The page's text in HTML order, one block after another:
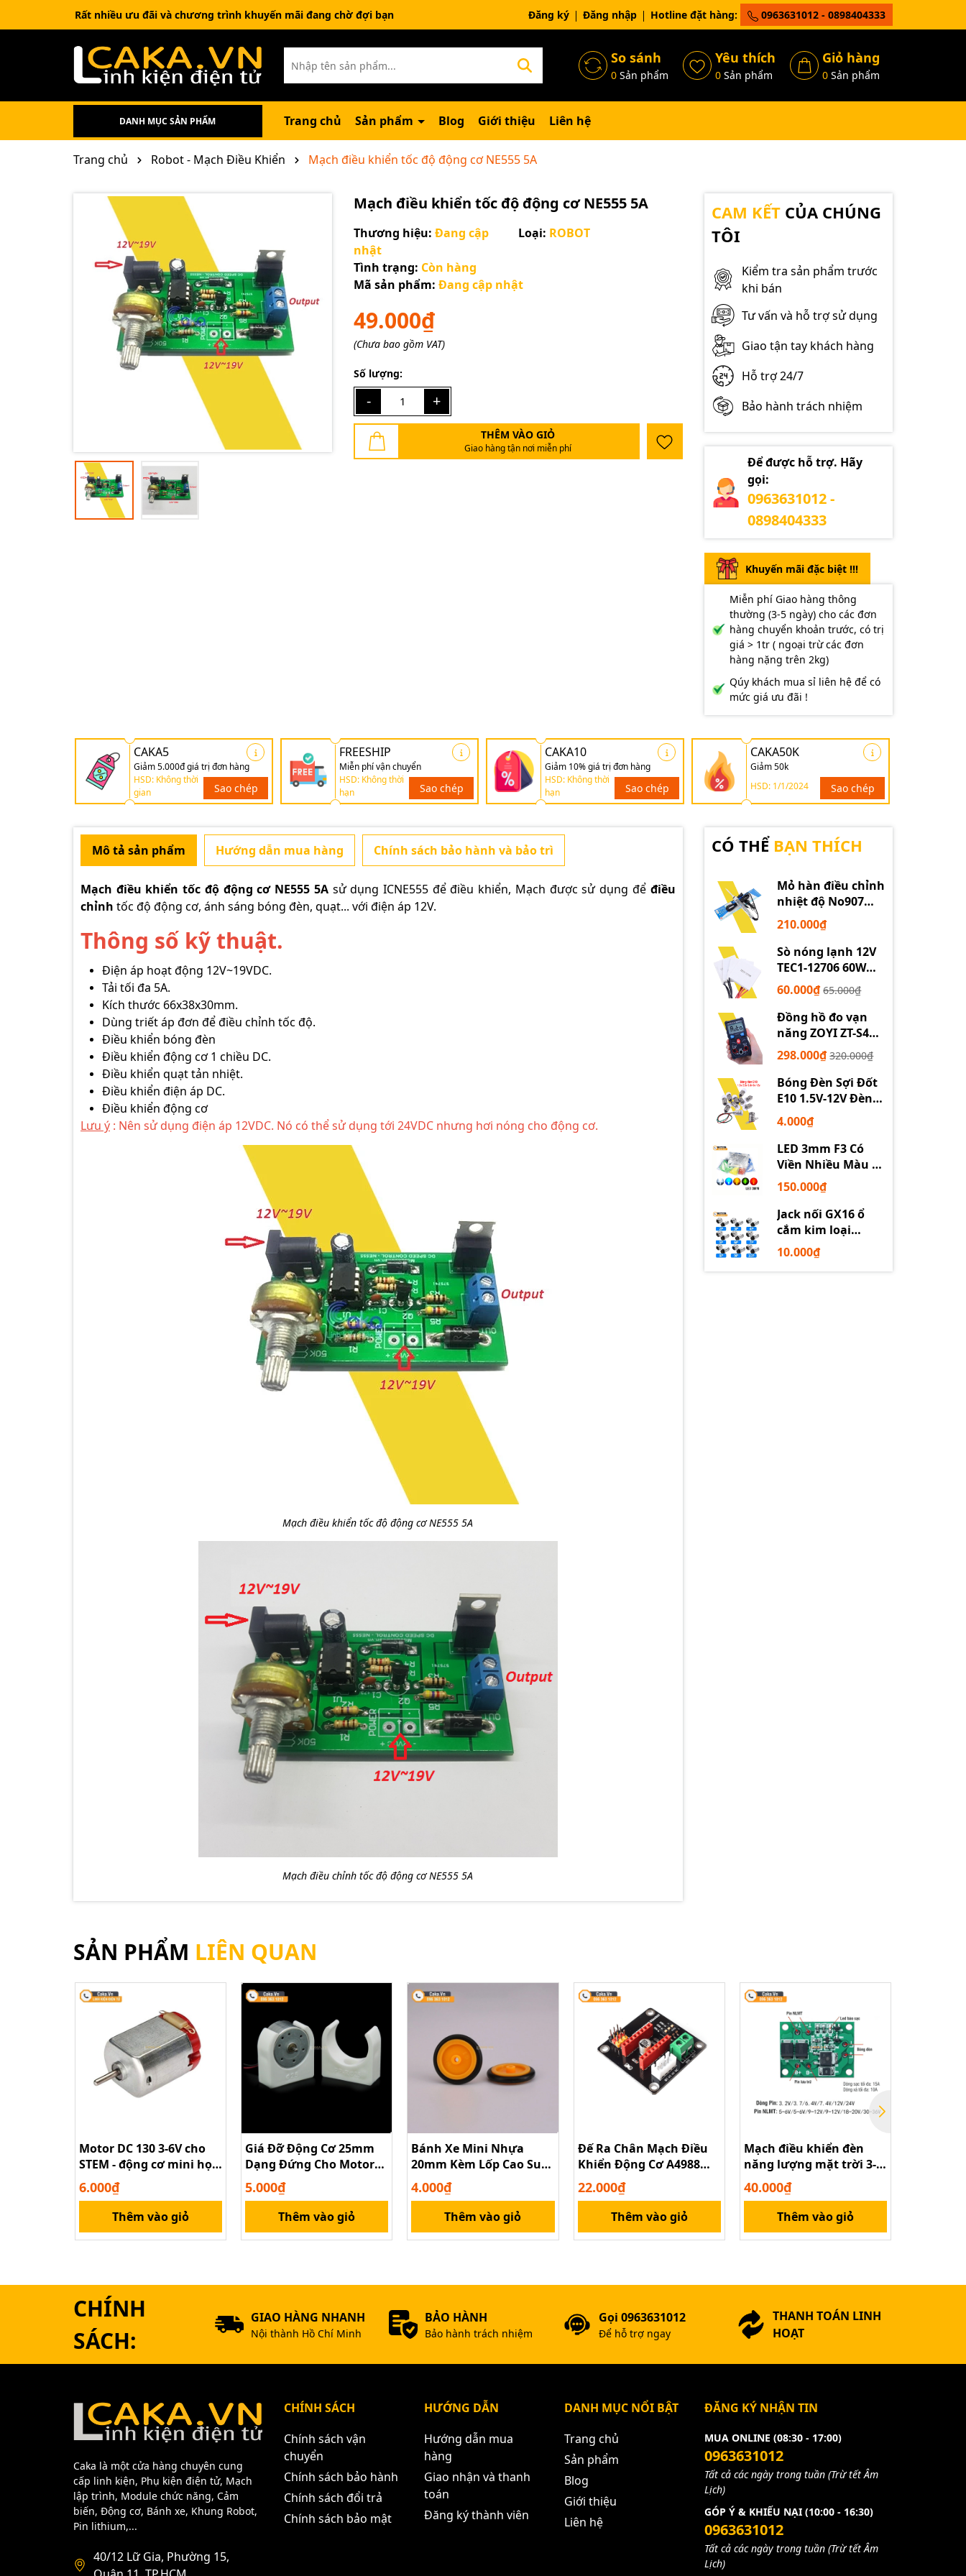
Rất nhiều ưu đãi và chương trình khuyến mãi đang chờ đợi bạn Đăng ký Đăng nhập Hotline đặt hàng: 0963631012 - 0898404333
So sánh
0Sản phẩm
Yêu thích
0Sản phẩm
Giỏ hàng
0Sản phẩm
DANH MỤC SẢN PHẨM Trang chủ Sản phẩm Blog Giới thiệu Liên hệ
Trang chủ Robot - Mạch Điều Khiển Mạch điều khiển tốc độ động cơ NE555 5A
Mạch điều khiển tốc độ động cơ NE555 5A
Thương hiệu: Đang cập
nhật
Loại: ROBOT
Tình trạng: Còn hàng
Mã sản phẩm: Đang cập nhật
49.000₫
(Chưa bao gồm VAT)
Số lượng:
- +
THÊM VÀO GIỎ
Giao hàng tận nơi miễn phí
CAM KẾTCỦA CHÚNG
TÔI
Kiểm tra sản phẩm trước
khi bán
Tư vấn và hỗ trợ sử dụng
Giao tận tay khách hàng
Hỗ trợ 24/7
Bảo hành trách nhiệm
Để được hỗ trợ. Hãy
gọi:
0963631012 -
0898404333
Khuyến mãi đặc biệt !!!
Miễn phí Giao hàng thông
thường (3-5 ngày) cho các đơn
hàng chuyển khoản trước, có trị
giá > 1tr ( ngoại trừ các đơn
hàng nặng trên 2kg)
Qúy khách mua sỉ liên hệ để có
mức giá ưu đãi !
CAKA5
Giảm 5.000đ giá trị đơn hàng
HSD: Không thời
gian
Sao chép
FREESHIP
Miễn phí vận chuyển
HSD: Không thời
hạn
Sao chép
CAKA10
Giảm 10% giá trị đơn hàng
HSD: Không thời
hạn
Sao chép
CAKA50K
Giảm 50k
HSD: 1/1/2024
Sao chép
Mã giảm giá:
Ngày hết hạn:
Điều kiện:
Mô tả sản phẩm Hướng dẫn mua hàng Chính sách bảo hành và bảo trì
Mạch điều khiển tốc độ động cơ NE555 5Asử dụng ICNE555 để điều khiển, Mạch được sử dụng để điều
chỉnh tốc độ động cơ, ánh sáng bóng đèn, quạt... với điện áp 12V.
Thông số kỹ thuật.
Điện áp hoạt động 12V~19VDC.
Tải tối đa 5A.
Kích thước 66x38x30mm.
Dùng triết áp đơn để điều chỉnh tốc độ.
Điều khiển bóng đèn
Điều khiển động cơ 1 chiều DC.
Điều khiển quạt tản nhiệt.
Điều khiển điện áp DC.
Điều khiển động cơ
Lưu ý : Nên sử dụng điện áp 12VDC. Nó có thể sử dụng tới 24VDC nhưng hơi nóng cho động cơ.
Mạch điều khiển tốc độ động cơ NE555 5A
Mạch điều chỉnh tốc độ động cơ NE555 5A
CÓ THỂ BẠN THÍCH
Mỏ hàn điều chỉnh
nhiệt độ No907
60W 220V loại tốt
210.000₫
Sò nóng lạnh 12V
TEC1-12706 60W
12710 100W 12715
150W
60.000₫ 65.000₫
Đồng hồ đo vạn
năng ZOYI ZT-S4
tự động
298.000₫ 320.000₫
Bóng Đèn Sợi Đốt
E10 1.5V-12V Đèn
Thí Nghiệm STEM
4.000₫
LED 3mm F3 Có
Viền Nhiều Màu –
Trắng Đỏ Xanh
Dương Lục Vàng
150.000₫
Jack nối GX16 ổ
cắm kim loại
2/3/4/5/6P chuyên
dụng
10.000₫
SẢN PHẨM LIÊN QUAN
Motor DC 130 3-6V cho
STEM - động cơ mini học
tập DIY
6.000₫
Thêm vào giỏ
Giá Đỡ Động Cơ 25mm
Dạng Đứng Cho Motor
300/370/280/260 – Phụ
Kiện Mô Hình
5.000₫
Thêm vào giỏ
Bánh Xe Mini Nhựa
20mm Kèm Lốp Cao Su
Cho Đồ Chơi Kỹ Thuật
4.000₫
Thêm vào giỏ
Đế Ra Chân Mạch Điều
Khiển Động Cơ A4988
DRV8825
22.000₫
Thêm vào giỏ
Mạch điều khiển đèn
năng lượng mặt trời 3-
24V tự động bật đèn khi
trời tối, tắt đèn khi sáng
và sạc
40.000₫
Thêm vào giỏ
CHÍNH
SÁCH:
GIAO HÀNG NHANH
Nội thành Hồ Chí Minh
BẢO HÀNH
Bảo hành trách nhiệm
Gọi 0963631012
Để hỗ trợ ngay
THANH TOÁN LINH
HOẠT
Caka là một cửa hàng chuyên cung
cấp linh kiện, Phụ kiện điện tử, Mạch
lập trình, Module chức năng, Cảm
biến, Động cơ, Bánh xe, Khung Robot,
Pin lithium,...
40/12 Lữ Gia, Phường 15,
CHÍNH SÁCH
Chính sách vận
chuyển
Chính sách bảo hành
Chính sách đổi trả
Chính sách bảo mật
HƯỚNG DẪN
Hướng dẫn mua
hàng
Giao nhận và thanh
toán
Đăng ký thành viên
DANH MỤC NỔI BẬT
Trang chủ
Sản phẩm
Blog
Giới thiệu
Liên hệ
ĐĂNG KÝ NHẬN TIN
MUA ONLINE (08:30 - 17:00)
0963631012
Tất cả các ngày trong tuần (Trừ tết Âm
Lịch)
GÓP Ý & KHIẾU NẠI (10:00 - 16:30)
0963631012
Tất cả các ngày trong tuần (Trừ tết Âm
Lịch)